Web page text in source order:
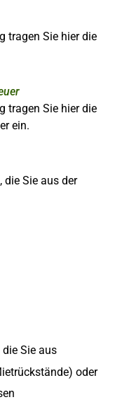
tragen Sie hier die
tragen Sie hier die
ein.
die Sie aus der
Sie aus
oder